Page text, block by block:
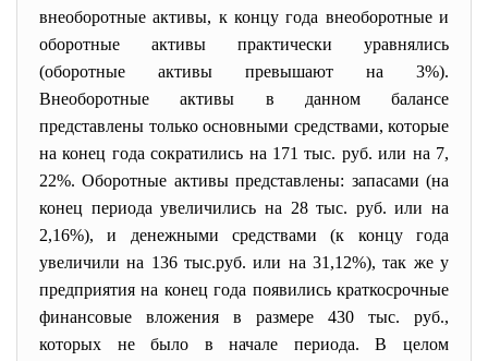
внеоборотные активы, к концу года внеоборотные и
оборотные активы практически уравнялись
(оборотные активы превышают на 3%).
Внеоборотные активы в данном балансе
представлены только основными средствами, которые
на конец года сократились на 171 тыс. руб. или на 7,
22%. Оборотные активы представлены: запасами (на
конец периода увеличились на 28 тыс. руб. или на
2,16%), и денежными средствами (к концу года
увеличили на 136 тыс.руб. или на 31,12%), так же у
предприятия на конец года появились краткосрочные
финансовые вложения в размере 430 тыс. руб.,
которых не было в начале периода. В целом